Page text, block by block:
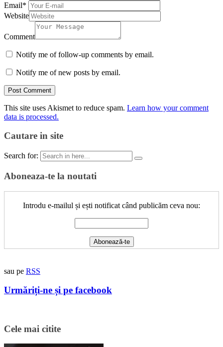
Email*
Website
Comment
Notify me of follow-up comments by email.
Notify me of new posts by email.
This site uses Akismet to reduce spam. Learn how your comment
data is processed.
Cautare in site
Search for:
Aboneaza-te la noutati
Introdu e-mailul și ești notificat când publicăm ceva nou:
sau pe RSS
Urmăriți-ne și pe facebook
Cele mai citite